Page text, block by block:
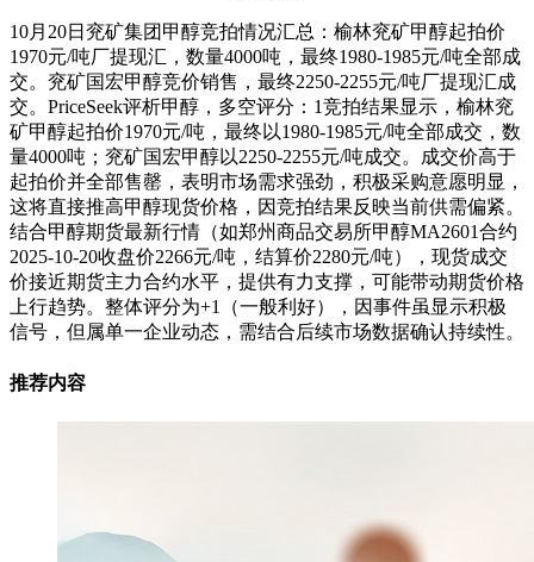
10月20日兖矿集团甲醇竞拍情况汇总：榆林兖矿甲醇起拍价
1970元/吨厂提现汇，数量4000吨，最终1980-1985元/吨全部成
交。兖矿国宏甲醇竞价销售，最终2250-2255元/吨厂提现汇成
交。PriceSeek评析甲醇，多空评分：1竞拍结果显示，榆林兖
矿甲醇起拍价1970元/吨，最终以1980-1985元/吨全部成交，数
量4000吨；兖矿国宏甲醇以2250-2255元/吨成交。成交价高于
起拍价并全部售罄，表明市场需求强劲，积极采购意愿明显，
这将直接推高甲醇现货价格，因竞拍结果反映当前供需偏紧。
结合甲醇期货最新行情（如郑州商品交易所甲醇MA2601合约
2025-10-20收盘价2266元/吨，结算价2280元/吨），现货成交
价接近期货主力合约水平，提供有力支撑，可能带动期货价格
上行趋势。整体评分为+1（一般利好），因事件虽显示积极
信号，但属单一企业动态，需结合后续市场数据确认持续性。
推荐内容